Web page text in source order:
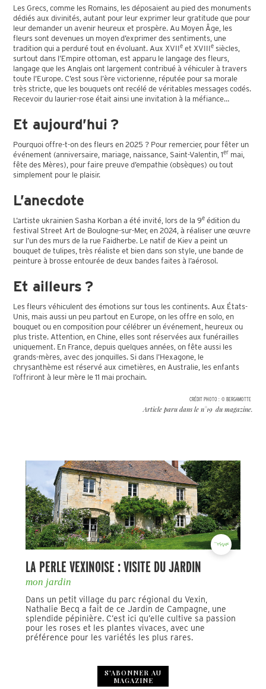
Les Grecs, comme les Romains, les déposaient au pied des monuments
dédiés aux divinités, autant pour leur exprimer leur gratitude que pour
leur demander un avenir heureux et prospère. Au Moyen Âge, les
fleurs sont devenues un moyen d’exprimer des sentiments, une
tradition qui a perduré tout en évoluant. Aux XVIIe et XVIIIe siècles,
surtout dans l’Empire ottoman, est apparu le langage des fleurs,
langage que les Anglais ont largement contribué à véhiculer à travers
toute l’Europe. C’est sous l’ère victorienne, réputée pour sa morale
très stricte, que les bouquets ont recélé de véritables messages codés.
Recevoir du laurier-rose était ainsi une invitation à la méfiance…
Et aujourd’hui ?
Pourquoi offre-t-on des fleurs en 2025 ? Pour remercier, pour fêter un
événement (anniversaire, mariage, naissance, Saint-Valentin, 1er mai,
fête des Mères), pour faire preuve d’empathie (obsèques) ou tout
simplement pour le plaisir.
L’anecdote
L’artiste ukrainien Sasha Korban a été invité, lors de la 9e édition du
festival Street Art de Boulogne-sur-Mer, en 2024, à réaliser une œuvre
sur l’un des murs de la rue Faidherbe. Le natif de Kiev a peint un
bouquet de tulipes, très réaliste et bien dans son style, une bande de
peinture à brosse entourée de deux bandes faites à l’aérosol.
Et ailleurs ?
Les fleurs véhiculent des émotions sur tous les continents. Aux États-
Unis, mais aussi un peu partout en Europe, on les offre en solo, en
bouquet ou en composition pour célébrer un événement, heureux ou
plus triste. Attention, en Chine, elles sont réservées aux funérailles
uniquement. En France, depuis quelques années, on fête aussi les
grands-mères, avec des jonquilles. Si dans l’Hexagone, le
chrysanthème est réservé aux cimetières, en Australie, les enfants
l’offriront à leur mère le 11 mai prochain.
CRÉDIT PHOTO : © BERGAMOTTE
Article paru dans le n°19 du magazine.
LA PERLE VEXINOISE : VISITE DU JARDIN
mon jardin
Dans un petit village du parc régional du Vexin,
Nathalie Becq a fait de ce Jardin de Campagne, une
splendide pépinière. C’est ici qu’elle cultive sa passion
pour les roses et les plantes vivaces, avec une
préférence pour les variétés les plus rares.
S'ABONNER AU
MAGAZINE